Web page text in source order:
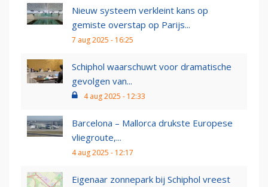
Nieuw systeem verkleint kans op
gemiste overstap op Parijs...
7 aug 2025 - 16:25
Schiphol waarschuwt voor dramatische
gevolgen van...
4 aug 2025 - 12:33
Barcelona – Mallorca drukste Europese
vliegroute,...
4 aug 2025 - 12:17
Eigenaar zonnepark bij Schiphol vreest